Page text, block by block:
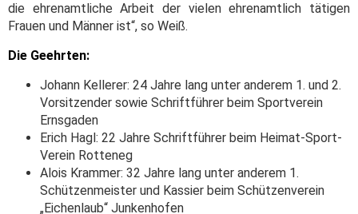
die ehrenamtliche Arbeit der vielen ehrenamtlich tätigen
Frauen und Männer ist“, so Weiß.
Die Geehrten:
Johann Kellerer: 24 Jahre lang unter anderem 1. und 2.
Vorsitzender sowie Schriftführer beim Sportverein
Ernsgaden
Erich Hagl: 22 Jahre Schriftführer beim Heimat-Sport-
Verein Rotteneg
Alois Krammer: 32 Jahre lang unter anderem 1.
Schützenmeister und Kassier beim Schützenverein
„Eichenlaub“ Junkenhofen